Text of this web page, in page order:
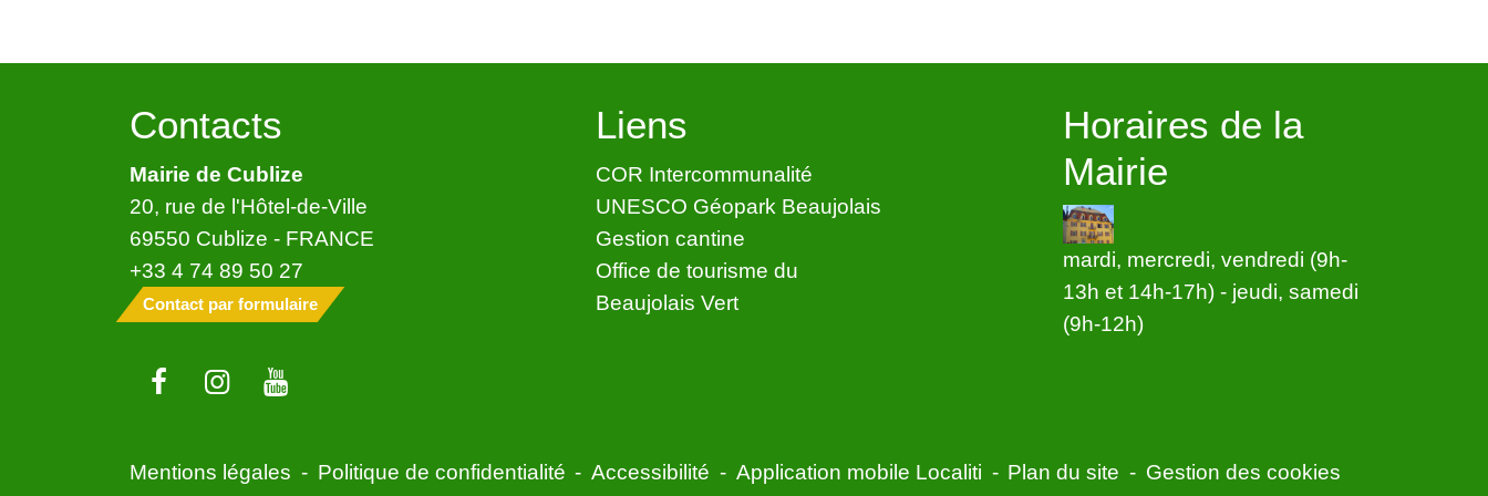
Contacts
Mairie de Cublize
20, rue de l'Hôtel-de-Ville
69550 Cublize - FRANCE
+33 4 74 89 50 27
Contact par formulaire
Liens
COR Intercommunalité
UNESCO Géopark Beaujolais
Gestion cantine
Office de tourisme du
Beaujolais Vert
Horaires de la
Mairie
mardi, mercredi, vendredi (9h-
13h et 14h-17h) - jeudi, samedi
(9h-12h)
Mentions légales - Politique de confidentialité - Accessibilité - Application mobile Localiti - Plan du site - Gestion des cookies